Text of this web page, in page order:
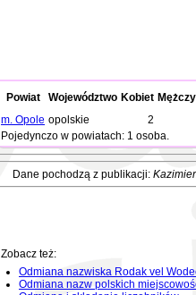
Powiat Województwo Kobiet
m. Opole opolskie 2
Pojedynczo w powiatach: 1 osoba.
Dane pochodzą z publikacji:
Zobacz też:
Odmiana nazwiska Rodak vel
Odmiana nazw polskich